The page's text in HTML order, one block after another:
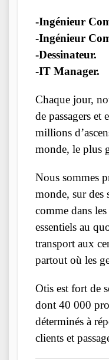
-Ingénieur
-Ingénieur
-Dessinateur.
-IT Manager.
Chaque jour,
de passagers et
millions
monde, le plus
Nous sommes
monde, sur des
comme dans
essentiels au
transport aux
partout où les
Otis est fort de
dont 40 000
déterminés à
clients et